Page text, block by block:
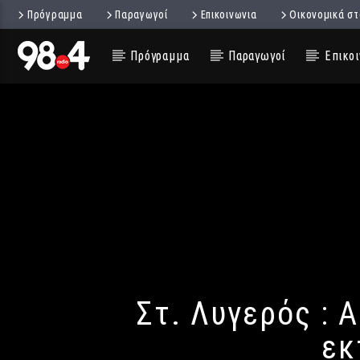
Πρόγραμμα Παραγωγοί Επικοινωνια Οικονομικά
Πρόγραμμα Παραγωγοί
Στ. Λυγερός :